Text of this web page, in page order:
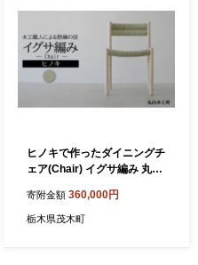
ヒノキで作ったダイニングチ
ェア(Chair) イグサ編み 丸山
家具 木工 無垢 無垢材 ヒノキ
檜 檜木 桧 国産ヒノキ 国産
寄附金額 360,000円
栃木県茂木町